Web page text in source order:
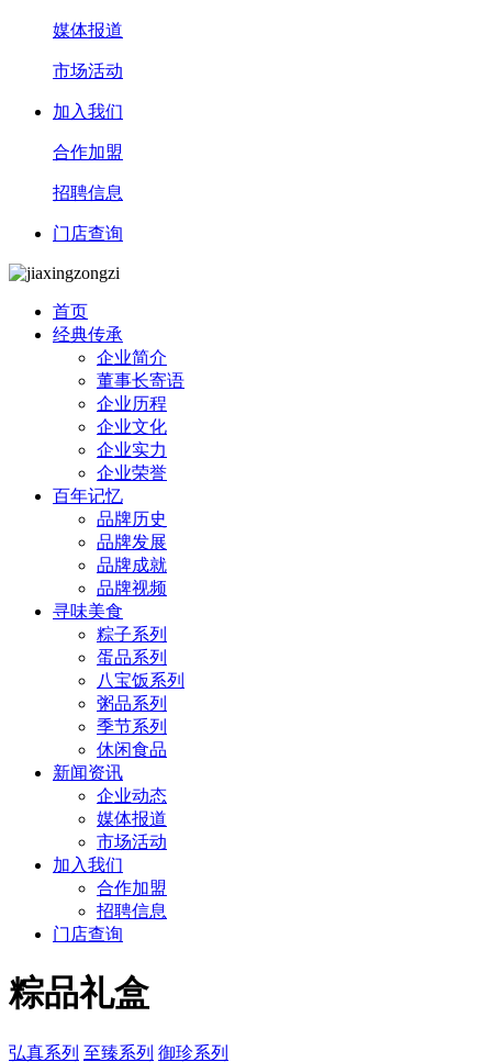
媒体报道
市场活动
加入我们
合作加盟
招聘信息
门店查询
首页
经典传承
企业简介
董事长寄语
企业历程
企业文化
企业实力
企业荣誉
百年记忆
品牌历史
品牌发展
品牌成就
品牌视频
寻味美食
粽子系列
蛋品系列
八宝饭系列
粥品系列
季节系列
休闲食品
新闻资讯
企业动态
媒体报道
市场活动
加入我们
合作加盟
招聘信息
门店查询
粽品礼盒
弘真系列 至臻系列 御珍系列